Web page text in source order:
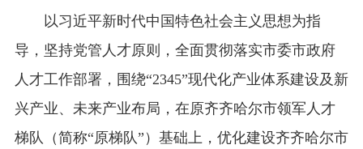
以习近平新时代中国特色社会主义思想为指
导，坚持党管人才原则，全面贯彻落实市委市政府
人才工作部署，围绕“2345”现代化产业体系建设及新
兴产业、未来产业布局，在原齐齐哈尔市领军人才
梯队（简称“原梯队”）基础上，优化建设齐齐哈尔市